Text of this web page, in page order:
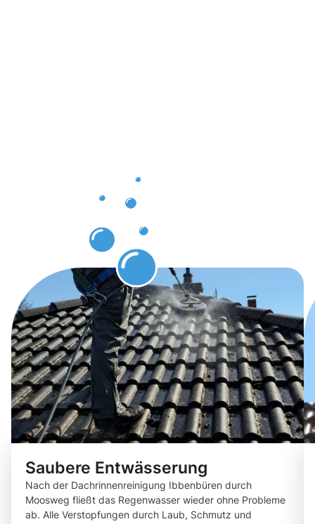
Saubere Entwässerung
Nach der Dachrinnenreinigung Ibbenbüren durch
Moosweg fließt das Regenwasser wieder ohne Probleme
ab. Alle Verstopfungen durch Laub, Schmutz und